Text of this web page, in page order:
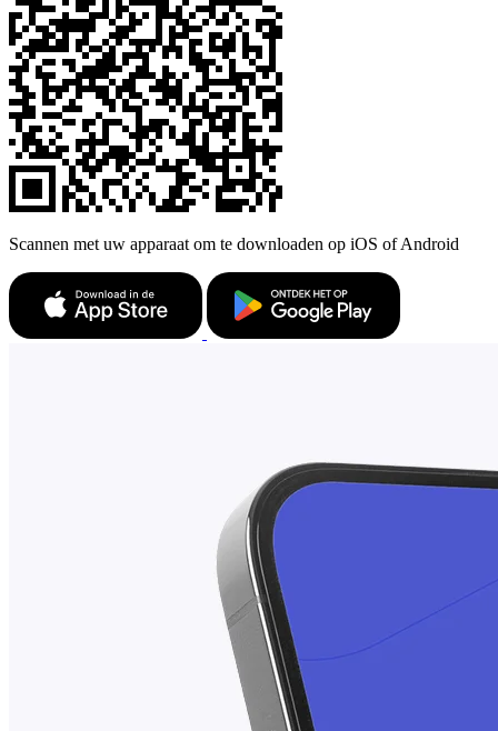
Scannen met uw apparaat om te downloaden op iOS of Android